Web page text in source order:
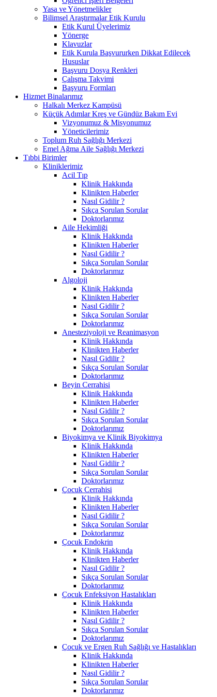
Yasa ve Yönetmelikler
Bilimsel Araştırmalar Etik Kurulu
Etik Kurul Üyelerimiz
Yönerge
Klavuzlar
Etik Kurula Başvururken Dikkat Edilecek
Hususlar
Başvuru Dosya Renkleri
Çalışma Takvimi
Başvuru Formları
Hizmet Binalarımız
Halkalı Merkez Kampüsü
Küçük Adımlar Kreş ve Gündüz Bakım Evi
Vizyonumuz & Misyonumuz
Yöneticilerimiz
Toplum Ruh Sağlığı Merkezi
Emel Ağma Aile Sağlığı Merkezi
Tıbbi Birimler
Kliniklerimiz
Acil Tıp
Klinik Hakkında
Klinikten Haberler
Nasıl Gidilir ?
Sıkça Sorulan Sorular
Doktorlarımız
Aile Hekimliği
Klinik Hakkında
Klinikten Haberler
Nasıl Gidilir ?
Sıkça Sorulan Sorular
Doktorlarımız
Algoloji
Klinik Hakkında
Klinikten Haberler
Nasıl Gidilir ?
Sıkça Sorulan Sorular
Doktorlarımız
Anesteziyoloji ve Reanimasyon
Klinik Hakkında
Klinikten Haberler
Nasıl Gidilir ?
Sıkça Sorulan Sorular
Doktorlarımız
Beyin Cerrahisi
Klinik Hakkında
Klinikten Haberler
Nasıl Gidilir ?
Sıkça Sorulan Sorular
Doktorlarımız
Biyokimya ve Klinik Biyokimya
Klinik Hakkında
Klinikten Haberler
Nasıl Gidilir ?
Sıkça Sorulan Sorular
Doktorlarımız
Çocuk Cerrahisi
Klinik Hakkında
Klinikten Haberler
Nasıl Gidilir ?
Sıkça Sorulan Sorular
Doktorlarımız
Çocuk Endokrin
Klinik Hakkında
Klinikten Haberler
Nasıl Gidilir ?
Sıkça Sorulan Sorular
Doktorlarımız
Çocuk Enfeksiyon Hastalıkları
Klinik Hakkında
Klinikten Haberler
Nasıl Gidilir ?
Sıkça Sorulan Sorular
Doktorlarımız
Çocuk ve Ergen Ruh Sağlığı ve Hastalıkları
Klinik Hakkında
Klinikten Haberler
Nasıl Gidilir ?
Sıkça Sorulan Sorular
Doktorlarımız